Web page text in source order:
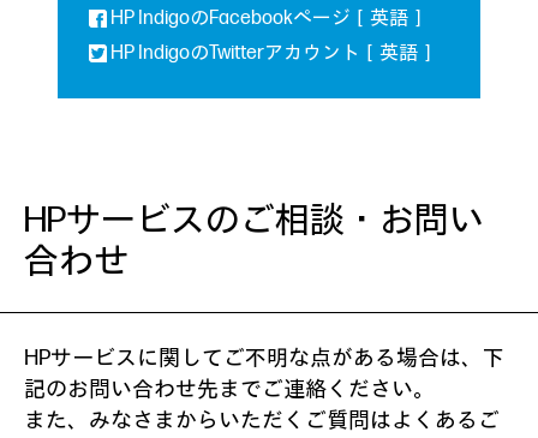
HP IndigoのFacebookページ［英語］
HP IndigoのTwitterアカウント［英語］
HPサービスのご相談・お問い
合わせ
HPサービスに関してご不明な点がある場合は、下
記のお問い合わせ先までご連絡ください。
また、みなさまからいただくご質問はよくあるご